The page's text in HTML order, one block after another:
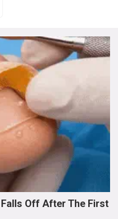
Falls Off After The First